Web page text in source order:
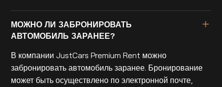
МОЖНО ЛИ ЗАБРОНИРОВАТЬ
АВТОМОБИЛЬ ЗАРАНЕЕ?
В компании JustCars Premium Rent можно
забронировать автомобиль заранее. Бронирование
может быть осуществлено по электронной почте,